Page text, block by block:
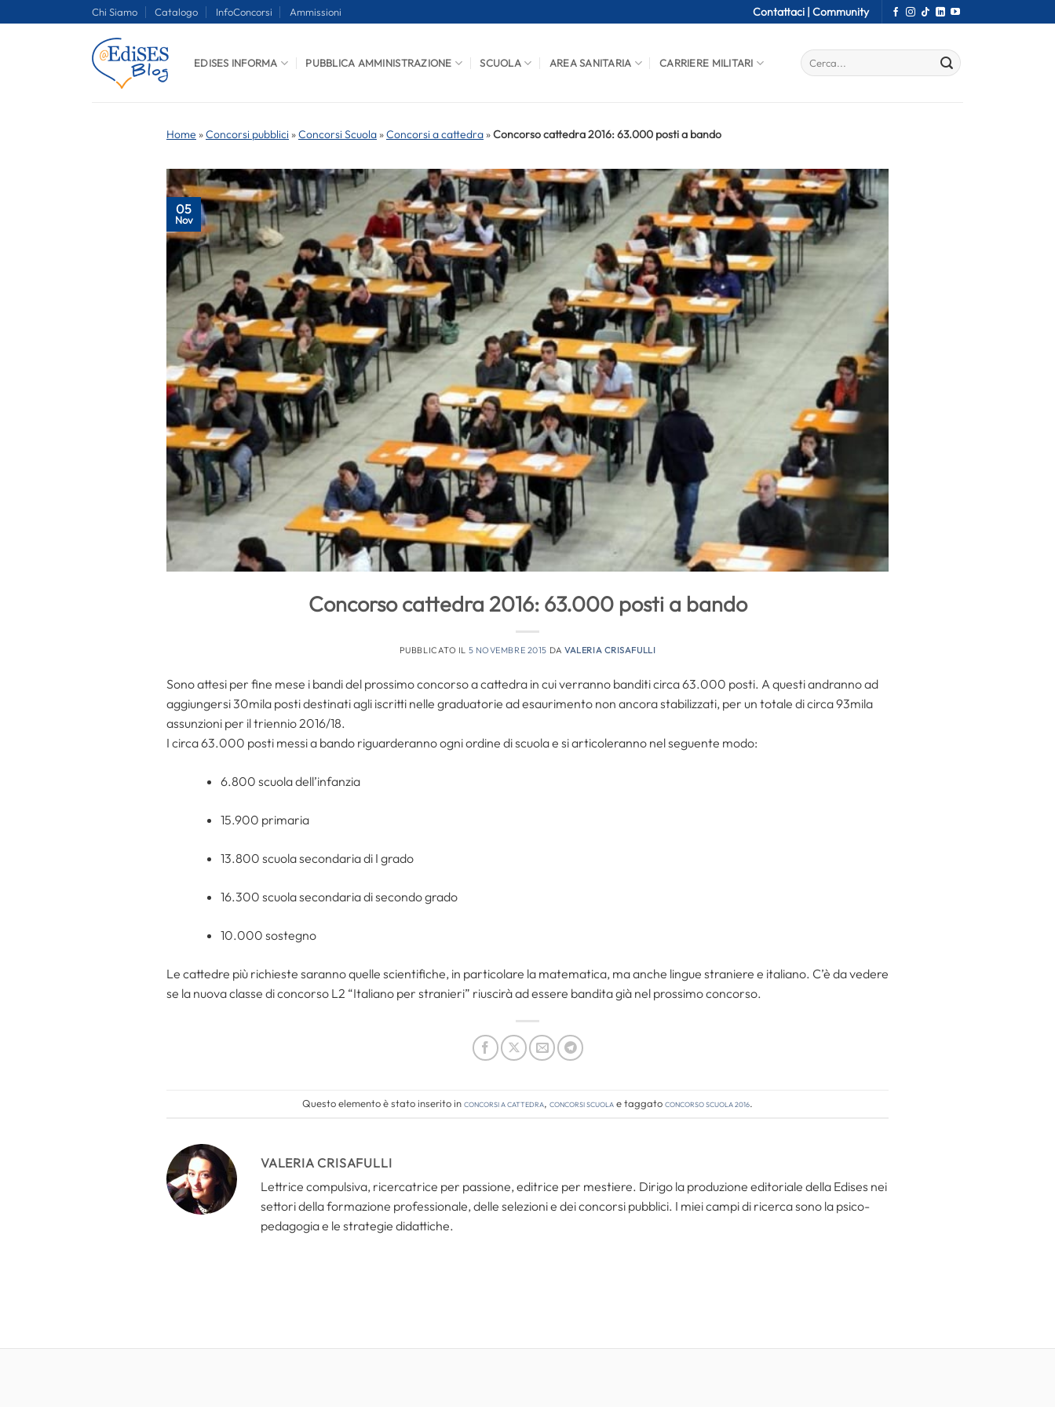
Chi Siamo Catalogo InfoConcorsi Ammissioni Contattaci | Community
EDISES INFORMA PUBBLICA AMMINISTRAZIONE SCUOLA AREA SANITARIA CARRIERE MILITARI
Home »Concorsi pubblici »Concorsi Scuola »Concorsi a cattedra »Concorso cattedra 2016: 63.000 posti a bando
05
Nov
Concorso cattedra 2016: 63.000 posti a bando
PUBBLICATO IL 5 NOVEMBRE 2015 DAVALERIA CRISAFULLI
Sono attesi per fine mese i bandi del prossimo concorso a cattedra in cui verranno banditi circa 63.000 posti. A questi andranno ad
aggiungersi 30mila posti destinati agli iscritti nelle graduatorie ad esaurimento non ancora stabilizzati, per un totale di circa 93mila
assunzioni per il triennio 2016/18.
I circa 63.000 posti messi a bando riguarderanno ogni ordine di scuola e si articoleranno nel seguente modo:
6.800 scuola dell’infanzia
15.900 primaria
13.800 scuola secondaria di I grado
16.300 scuola secondaria di secondo grado
10.000 sostegno
Le cattedre più richieste saranno quelle scientifiche, in particolare la matematica, ma anche lingue straniere e italiano. C’è da vedere
se la nuova classe di concorso L2 “Italiano per stranieri” riuscirà ad essere bandita già nel prossimo concorso.
Questo elemento è stato inserito inConcorsi a cattedra, Concorsi Scuolae taggatoconcorso scuola 2016.
VALERIA CRISAFULLI
Lettrice compulsiva, ricercatrice per passione, editrice per mestiere. Dirigo la produzione editoriale della Edises nei
settori della formazione professionale, delle selezioni e dei concorsi pubblici. I miei campi di ricerca sono la psico-
pedagogia e le strategie didattiche.